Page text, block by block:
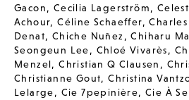
Gacon, Cecilia Lagerström,
Achour,Céline Schaeffer,
Denat, Chiche Nuñez ,Chiharu
Seongeun Lee, Chloé Vivarès,
Menzel,Christian Q Clausen ,
Christianne Gout,Christina
Lelarge, Cie 7pepinière,Cie À